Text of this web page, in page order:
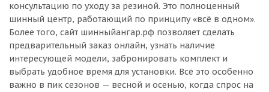
консультацию по уходу за резиной. Это полноценный
шинный центр, работающий по принципу «всё в одном».
Более того, сайт шинныйангар.рф позволяет сделать
предварительный заказ онлайн, узнать наличие
интересующей модели, забронировать комплект и
выбрать удобное время для установки. Всё это особенно
важно в пик сезонов — весной и осенью, когда спрос на